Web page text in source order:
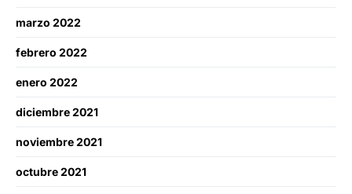
marzo 2022
febrero 2022
enero 2022
diciembre 2021
noviembre 2021
octubre 2021